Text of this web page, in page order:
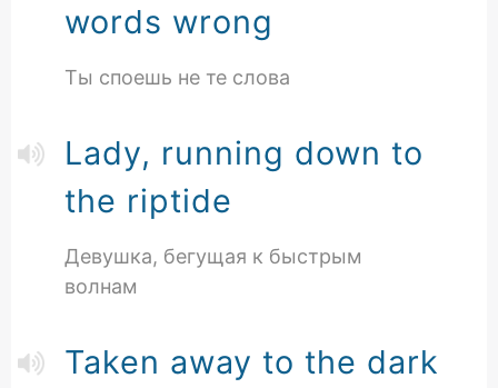
words wrong
Ты споешь не те слова
Lady, running down to
the riptide
Девушка, бегущая к быстрым
волнам
Taken away to the dark